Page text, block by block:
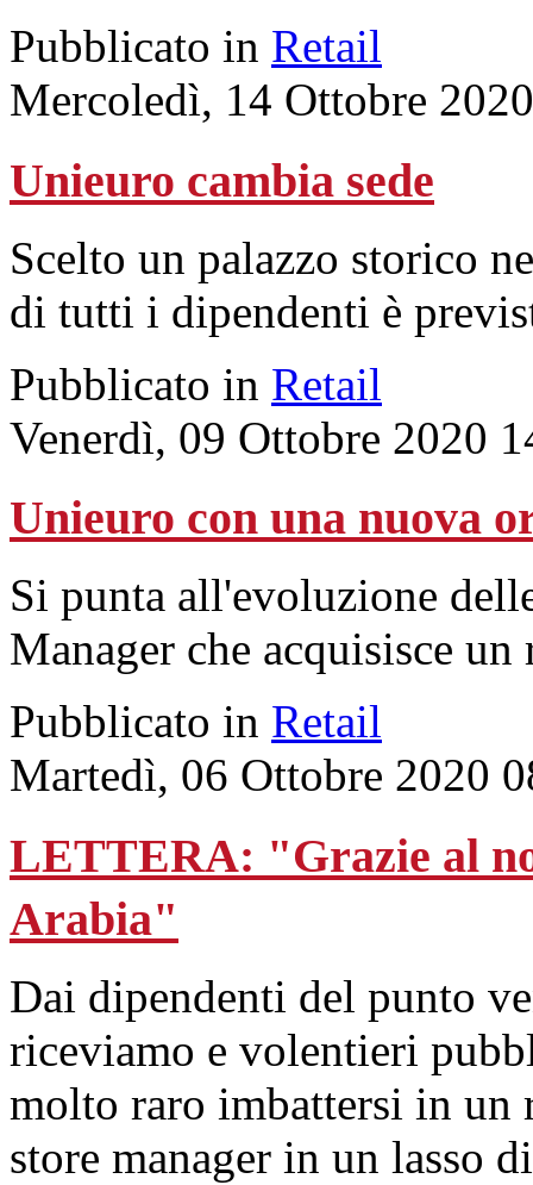
Pubblicato in Retail
Mercoledì, 14 Ottobre
Unieuro cambia sede
Scelto un palazzo storico
di tutti i dipendenti è
Pubblicato in Retail
Venerdì, 09 Ottobre 2020
Unieuro con una nuova
Si punta all'evoluzione
Manager che acquisisce
Pubblicato in Retail
Martedì, 06 Ottobre 2020
LETTERA: "Grazie al
Arabia"
Dai dipendenti del punto
riceviamo e volentieri
molto raro imbattersi in un
store manager in un lasso